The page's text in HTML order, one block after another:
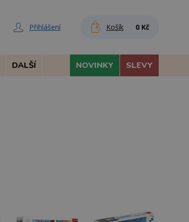
Přihlášení Košík 0 Kč
DALŠÍ NOVINKY SLEVY